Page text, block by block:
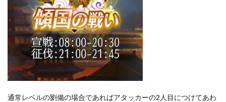
通常レベルの劉備の場合であればアタッカーの2人目につけてあわ